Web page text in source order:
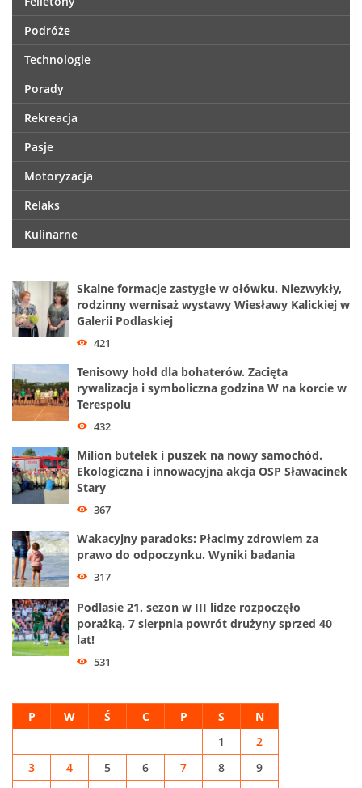
Podróże
Technologie
Porady
Rekreacja
Pasje
Motoryzacja
Relaks
Kulinarne
Skalne formacje zastygłe w ołówku. Niezwykły,
rodzinny wernisaż wystawy Wiesławy Kalickiej w
Galerii Podlaskiej
421
Tenisowy hołd dla bohaterów. Zacięta
rywalizacja i symboliczna godzina W na korcie w
Terespolu
432
Milion butelek i puszek na nowy samochód.
Ekologiczna i innowacyjna akcja OSP Sławacinek
Stary
367
Wakacyjny paradoks: Płacimy zdrowiem za
prawo do odpoczynku. Wyniki badania
317
Podlasie 21. sezon w III lidze rozpoczęło
porażką. 7 sierpnia powrót drużyny sprzed 40
lat!
531
P W Ś C P S N
1
2
3
4 5 6 7 8
9